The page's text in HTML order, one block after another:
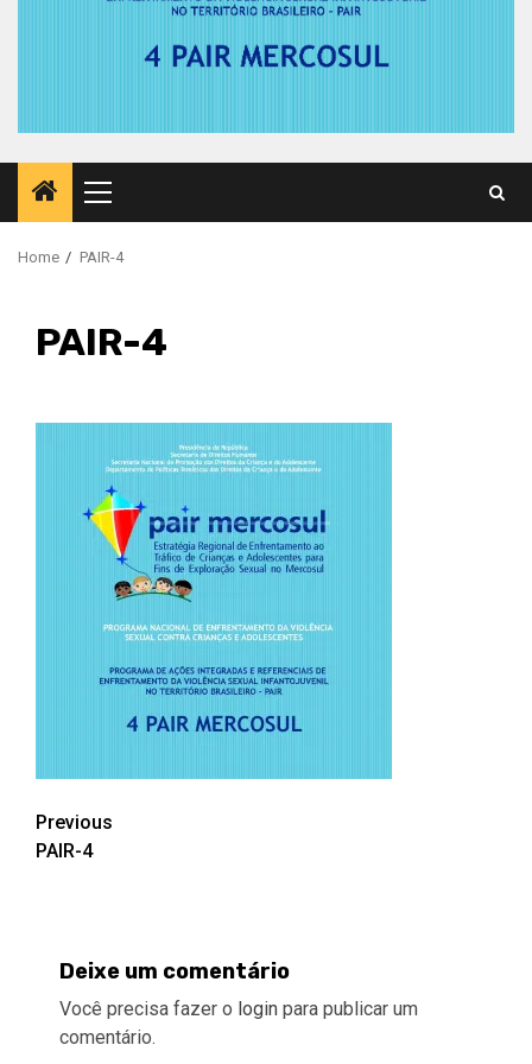
Primary
Menu
Home PAIR-4
PAIR-4
Post
navigation
Previous
PAIR-4
Deixe um comentário
Você precisa fazer o login para publicar um
comentário.